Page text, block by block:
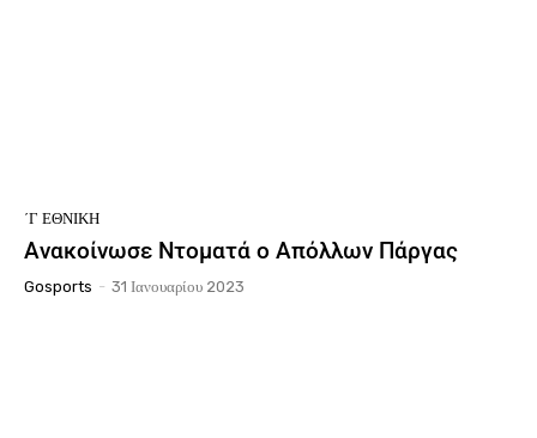
΄Γ ΕΘΝΙΚΉ
Ανακοίνωσε Ντοματά ο Απόλλων Πάργας
Gosports - 31 Ιανουαρίου 2023